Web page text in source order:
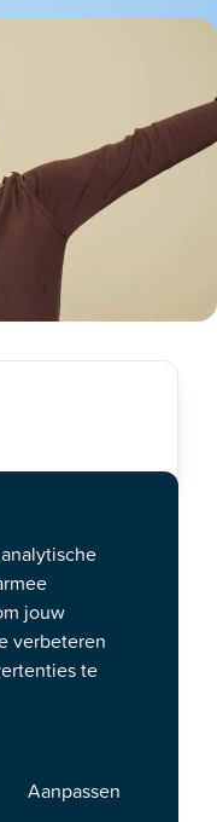
een
zal naar
eenzaam naar
jouw
verbeteren
te
Aanpassen